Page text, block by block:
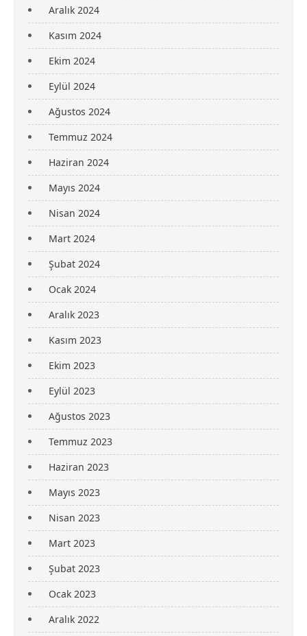
Aralık 2024
Kasım 2024
Ekim 2024
Eylül 2024
Ağustos 2024
Temmuz 2024
Haziran 2024
Mayıs 2024
Nisan 2024
Mart 2024
Şubat 2024
Ocak 2024
Aralık 2023
Kasım 2023
Ekim 2023
Eylül 2023
Ağustos 2023
Temmuz 2023
Haziran 2023
Mayıs 2023
Nisan 2023
Mart 2023
Şubat 2023
Ocak 2023
Aralık 2022